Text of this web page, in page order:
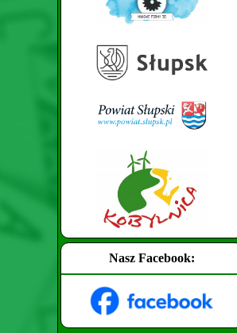
Nasz Facebook: